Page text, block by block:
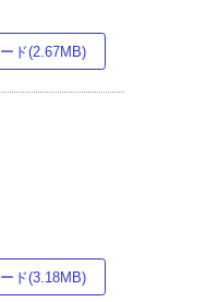
ド(2.67MB)
ド(3.18MB)